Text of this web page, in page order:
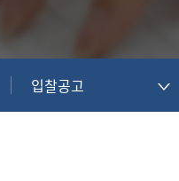
입찰공고